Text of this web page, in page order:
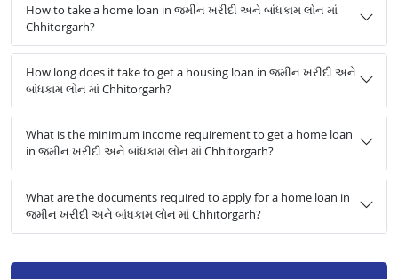
How to take a home loan in જમીન ખરીદી અને બાંધકામ લોન માં
Chhitorgarh?
How long does it take to get a housing loan in જમીન ખરીદી અને
બાંધકામ લોન માં Chhitorgarh?
What is the minimum income requirement to get a home loan
in જમીન ખરીદી અને બાંધકામ લોન માં Chhitorgarh?
What are the documents required to apply for a home loan in
જમીન ખરીદી અને બાંધકામ લોન માં Chhitorgarh?